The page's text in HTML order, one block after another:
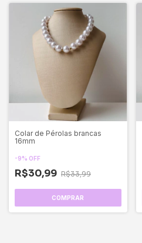
Colar de Pérolas brancas
16mm
-9% OFF
R$30,99 R$33,99